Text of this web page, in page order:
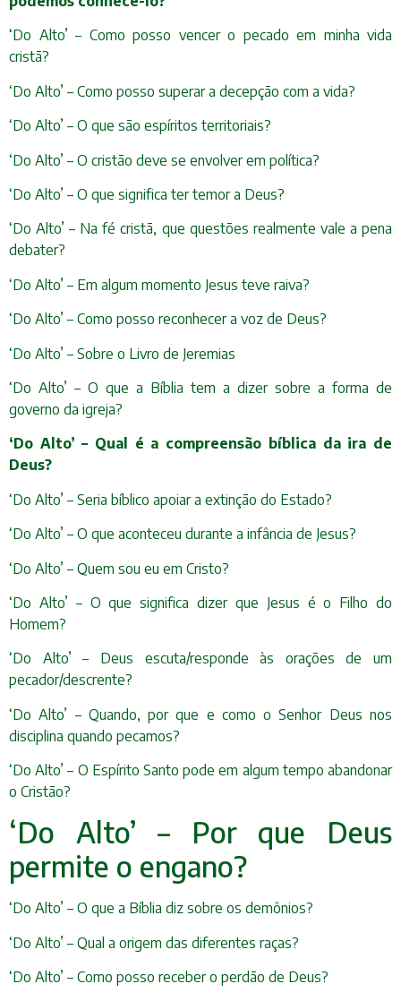
‘Do Alto’ – Como posso vencer o pecado em minha vida
cristã?
‘Do Alto’ – Como posso superar a decepção com a vida?
‘Do Alto’ – O que são espíritos territoriais?
‘Do Alto’ – O cristão deve se envolver em política?
‘Do Alto’ – O que significa ter temor a Deus?
‘Do Alto’ – Na fé cristã, que questões realmente vale a pena
debater?
‘Do Alto’ – Em algum momento Jesus teve raiva?
‘Do Alto’ – Como posso reconhecer a voz de Deus?
‘Do Alto’ – Sobre o Livro de Jeremias
‘Do Alto’ – O que a Bíblia tem a dizer sobre a forma de
governo da igreja?
‘Do Alto’ – Qual é a compreensão bíblica da ira de
Deus?
‘Do Alto’ – Seria bíblico apoiar a extinção do Estado?
‘Do Alto’ – O que aconteceu durante a infância de Jesus?
‘Do Alto’ – Quem sou eu em Cristo?
‘Do Alto’ – O que significa dizer que Jesus é o Filho do
Homem?
‘Do Alto’ – Deus escuta/responde às orações de um
pecador/descrente?
‘Do Alto’ – Quando, por que e como o Senhor Deus nos
disciplina quando pecamos?
‘Do Alto’ – O Espírito Santo pode em algum tempo abandonar
o Cristão?
‘Do Alto’ – Por que Deus
permite o engano?
‘Do Alto’ – O que a Bíblia diz sobre os demônios?
‘Do Alto’ – Qual a origem das diferentes raças?
‘Do Alto’ – Como posso receber o perdão de Deus?